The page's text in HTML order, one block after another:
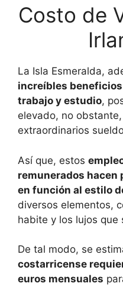
Costo de
La Isla Esmeralda,
increíbles
trabajo y estudio,
elevado, no
extraordinarios
Así que, estos
remunerados hacen
en función al estilo
diversos elementos,
habite y los lujos que
De tal modo, se
costarricense
euros mensuales